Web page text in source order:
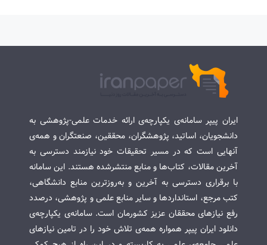
ایران پیپر سامانه‌ی یکپارچه‌ی ارائه خدمات علمی-پژوهشی به
دانشجویان، اساتید، پژوهشگران، محققین، صنعتگران و همه‌ی
آنهایی است که در مسیر تحقیقات خود نیازمند دسترسی به
آخرین مقالات، کتاب‌ها و منابع منتشرشده هستند. این سامانه
با برقراری دسترسی به آخرین و به‌روزترین منابع دانشگاهی،
کتب مرجع، استانداردها و سایر منابع علمی و پژوهشی، درصدد
رفع نیازهای محققان عزیز کشورمان است. سامانه‌ی یکپارچه‌ی
دانلود ایران پیپر همواره همه‌ی تلاش خود را در تامین نیازهای